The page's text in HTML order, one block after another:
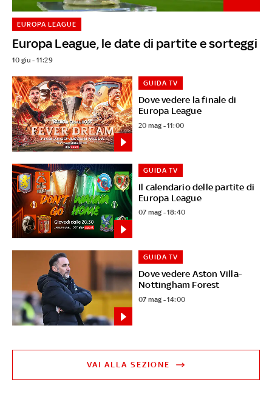
Europa League, le date di partite e sorteggi
EUROPA LEAGUE
10 giu - 11:29
Dove vedere la finale di
Europa League
GUIDA TV
20 mag - 11:00
Il calendario delle partite di
Europa League
GUIDA TV
07 mag - 18:40
Dove vedere Aston Villa-
Nottingham Forest
GUIDA TV
07 mag - 14:00
VAI ALLA SEZIONE